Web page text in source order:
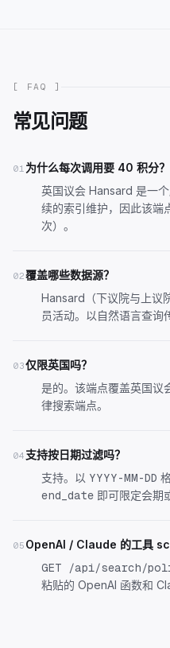
[ FAQ ]
常见问题
01 为什么每次调用要 40 积分？
英国议会 Hansard 是一
续的索引维护，因此该
次）。
02覆盖哪些数据源？
Hansard（下议院与上议
员活动。以自然语言查询
03仅限英国吗？
是的。该端点覆盖英国议
律搜索端点。
04 支持按日期过滤吗？
支持。以 YYYY-MM-DD
end_date 即可限定会期
05 OpenAI / Claude 的工具
GET /api/search/
粘贴的 OpenAI 函数和